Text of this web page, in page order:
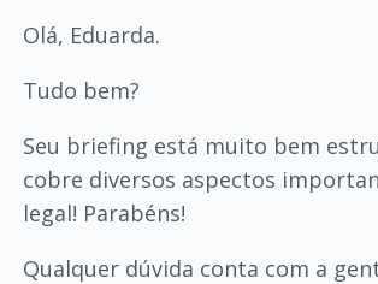
Olá, Eduarda.
Tudo bem?
Seu briefing está muito bem
cobre diversos aspectos
legal! Parabéns!
Qualquer dúvida conta com a